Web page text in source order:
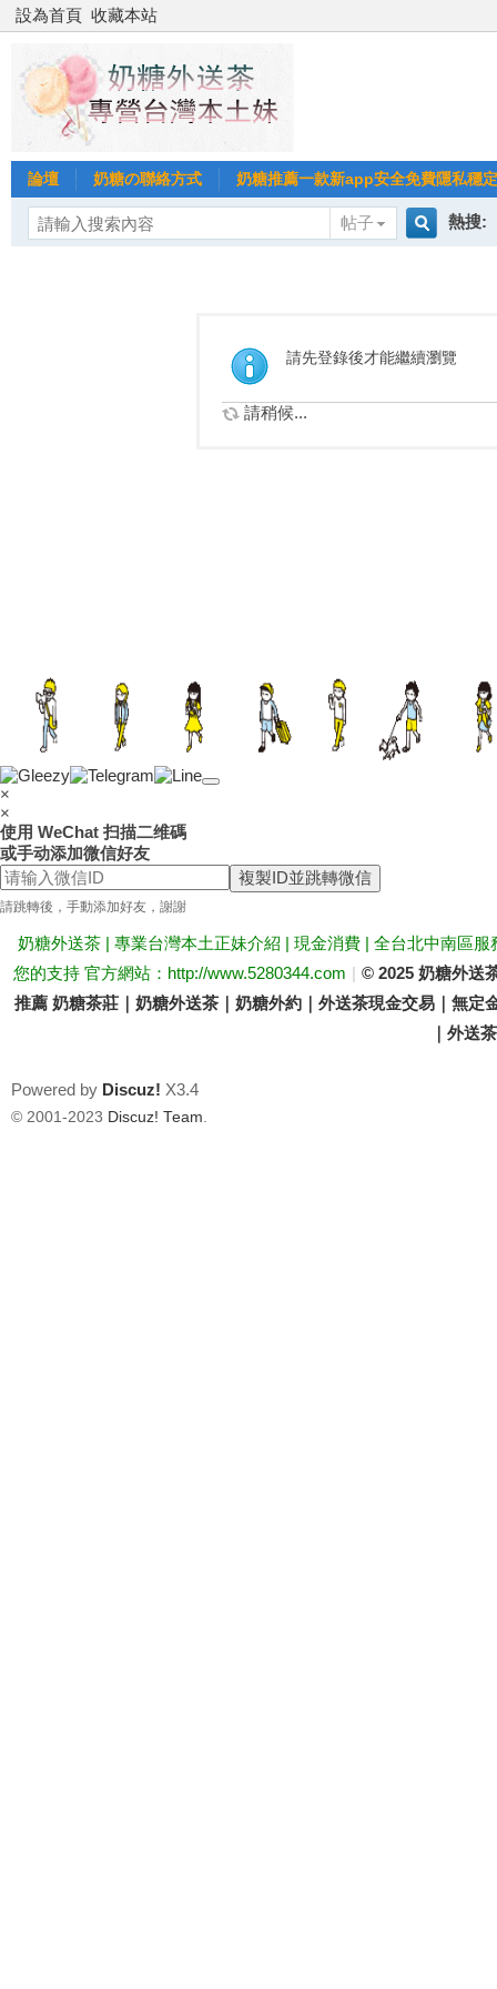
設為首頁 收藏本站
論壇 奶糖の聯絡方式 奶糖推薦一款新app安全免費隱私穩
帖子
索
熱搜:
台中
請先登錄後才能繼續瀏覽
請稍候...
×
×
使用 WeChat 扫描二维碼
或手动添加微信好友
複製ID並跳轉微信
請跳轉後，手動添加好友，謝謝
奶糖外送茶 | 專業台灣本土正妹介紹 | 現金消費 | 全台北中南區
您的支持 官方網站：http://www.5280344.com | © 2025 奶糖外送
推薦 奶糖茶莊｜奶糖外送茶｜奶糖外約｜外送茶現金交易｜無
｜外送
Powered by Discuz! X3.4
© 2001-2023 Discuz! Team.